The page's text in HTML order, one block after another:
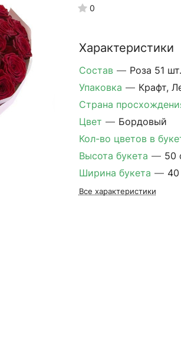
0
Характеристики
Состав — Роза 51 шт.
Упаковка — Крафт,
Страна
Цвет — Бордовый
Кол-во цветов в
Высота букета — 50
Ширина букета —
Все характеристики